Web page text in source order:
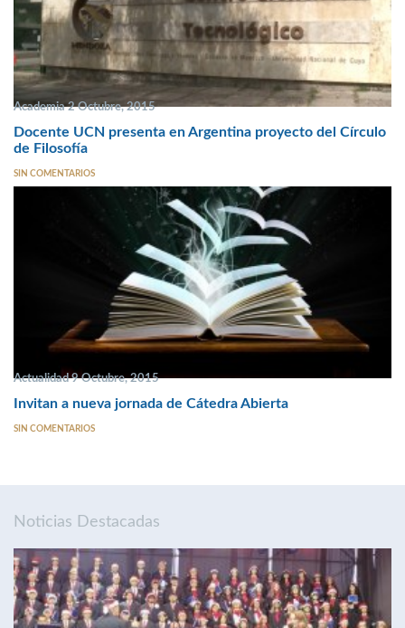
Academia 2 Octubre, 2015
Docente UCN presenta en Argentina proyecto del Círculo
de Filosofía
SIN COMENTARIOS
Actualidad 9 Octubre, 2015
Invitan a nueva jornada de Cátedra Abierta
SIN COMENTARIOS
Noticias Destacadas